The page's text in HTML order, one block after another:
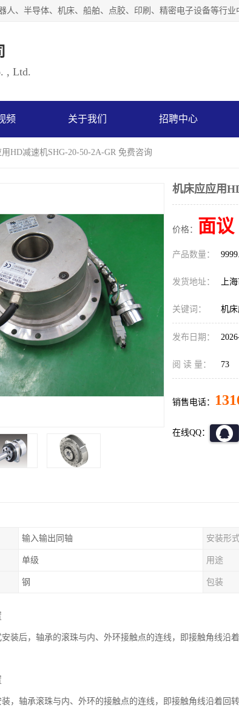
, Ltd.
频 关于我们 招聘中心
HD减速机SHG-20-50-2A-GR 免费咨询
机床应应用
价格： 面议
产品数量：
发货地址： 上
关键词： 机床
发布日期：
阅 读 量： 73
销售电话：
在线QQ：
输入输出同轴 安装形
单级 用途
钢 包装
装后，轴承的滚珠与内、外环接触点的连线，即接触角线沿
，轴承滚珠与内、外环的接触点的连线，即接触角线沿着回